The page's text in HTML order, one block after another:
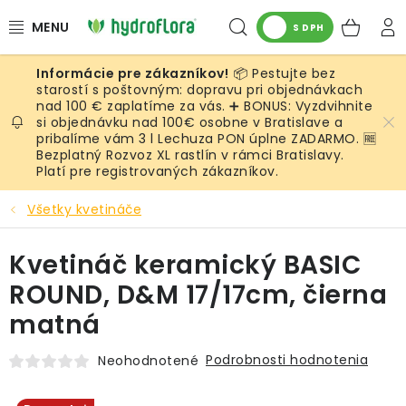
na
Hľadať
S DPH
RASTLINY
UMELÉ RASTLINY
KVETINÁČE
SUBSTRÁTY A PRÍSLUŠENSTVO
SERVIS INTERIÉROVEJ ZELENE
MACHY
ŽIVÉ STENY
📦 Pestujte bez
starostí s poštovným: dopravu pri objednávkach
nad 100 € zaplatíme za vás. ➕ BONUS: Vyzdvihnite
si objednávku nad 100€ osobne v Bratislave a
pribalíme vám 3 l Lechuza PON úplne ZADARMO. 🆓
Bezplatný Rozvoz XL rastlín v rámci Bratislavy.
Platí pre registrovaných zákazníkov.
Všetky kvetináče
Kvetináč keramický BASIC
ROUND, D&M 17/17cm, čierna
matná
Neohodnotené Podrobnosti hodnotenia